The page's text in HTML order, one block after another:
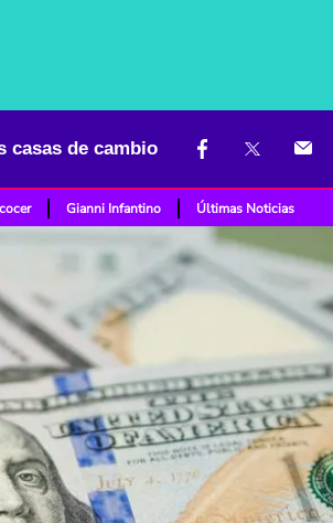
casas de cambio
Gianni Infantino Últimas Noticias